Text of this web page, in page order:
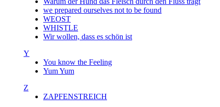
we prepared ourselves not to be found
WEOST
WHISTLE
Wir wollen, dass es schön ist
Y
You know the Feeling
Yum Yum
Z
ZAPFENSTREICH